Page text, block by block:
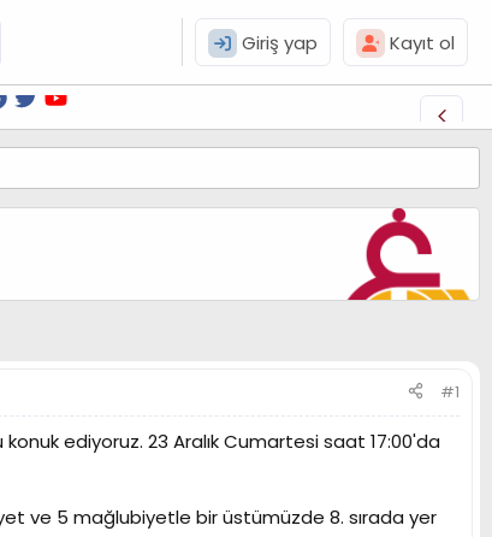
Giriş yap Kayıt ol
#1
ediyoruz. 23 Aralık Cumartesi saat 17:00'da
ve 5 mağlubiyetle bir üstümüzde 8. sırada yer